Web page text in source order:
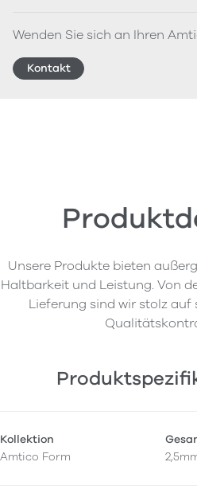
Wenden Sie sich an Ihren
Kontakt
Unsere Produkte bieten
Haltbarkeit und Leistung. Von
Lieferung sind wir stolz auf
Kollektion
Amtico Form